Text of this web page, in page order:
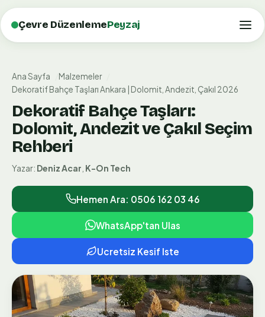
Çevre DüzenlemePeyzaj
Ana Sayfa
Malzemeler
Dekoratif Bahçe Taşları Ankara | Dolomit, Andezit, Çakıl 2026
Dekoratif Bahçe Taşları:
Dolomit, Andezit ve Çakıl Seçim
Rehberi
Yazar: Deniz Acar K-On Tech
Hemen Ara: 0506 162 03 46
WhatsApp'tan Ulas
Ucretsiz Kesif Iste